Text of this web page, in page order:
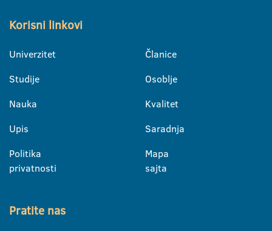
Korisni linkovi
Univerzitet
Studije
Nauka
Upis
Politika
privatnosti
Članice
Osoblje
Kvalitet
Saradnja
Mapa
sajta
Pratite nas